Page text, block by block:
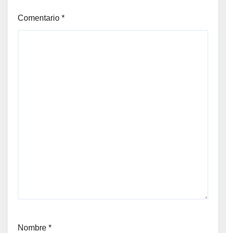
Comentario *
Nombre *